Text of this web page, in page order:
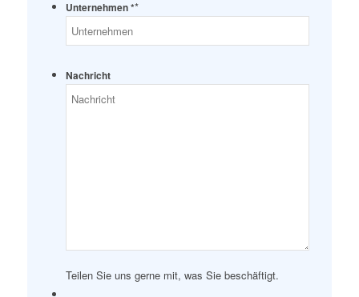
Unternehmen **
Nachricht
Teilen Sie uns gerne mit, was Sie beschäftigt.